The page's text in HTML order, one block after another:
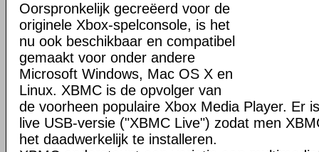
Oorspronkelijk gecreëerd voor de
originele Xbox-spelconsole, is het
nu ook beschikbaar en compatibel
gemaakt voor onder andere
Microsoft Windows, Mac OS X en
Linux. XBMC is de opvolger van
de voorheen populaire Xbox Media Player. Er
live USB-versie ("XBMC Live") zodat men
het daadwerkelijk te installeren.